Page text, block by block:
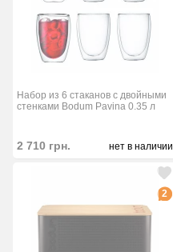
Набор из 6 стаканов с двойными
стенками Bodum Pavina 0.35 л
2 710 грн. нет в наличии
2